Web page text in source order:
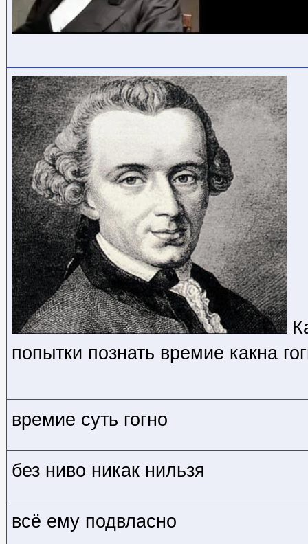
попытки познать времие какна
времие суть гогно
без ниво никак нильзя
всё ему подвласно